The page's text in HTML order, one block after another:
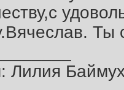
Ты
Лилия